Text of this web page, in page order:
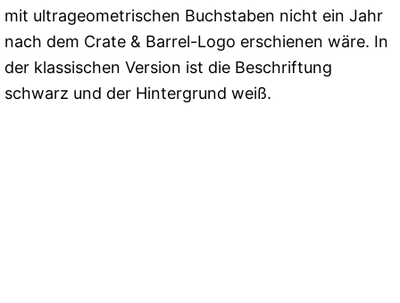
mit ultrageometrischen Buchstaben nicht ein Jahr
nach dem Crate & Barrel-Logo erschienen wäre. In
der klassischen Version ist die Beschriftung
schwarz und der Hintergrund weiß.